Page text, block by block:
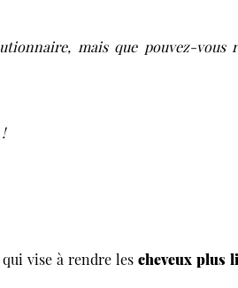
mais que pouvez-vous
qui vise à rendre les cheveux plus